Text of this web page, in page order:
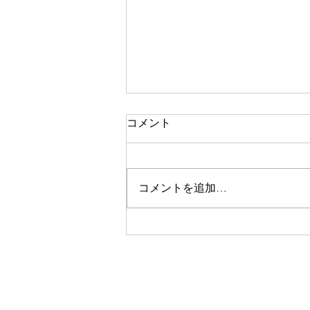
『JACET授業学ジャーナ
２本，実践報告２本を掲載してお
ります。 第７号については，秋
コメント
コメントを追加…